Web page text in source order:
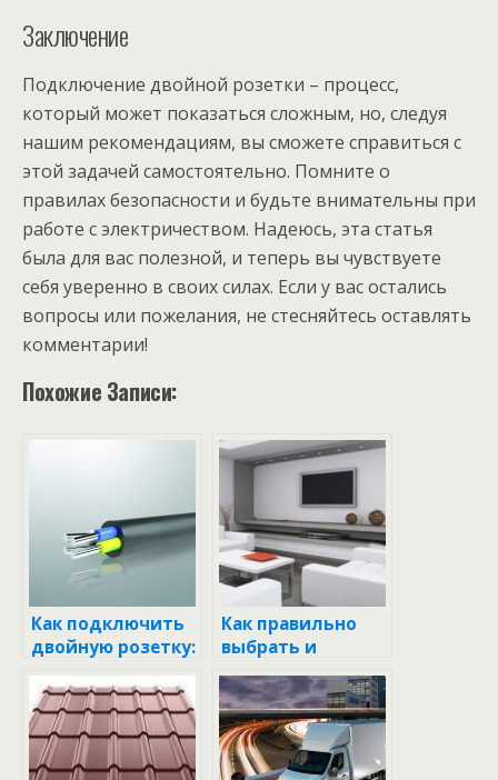
Заключение
Подключение двойной розетки – процесс,
который может показаться сложным, но, следуя
нашим рекомендациям, вы сможете справиться с
этой задачей самостоятельно. Помните о
правилах безопасности и будьте внимательны при
работе с электричеством. Надеюсь, эта статья
была для вас полезной, и теперь вы чувствуете
себя уверенно в своих силах. Если у вас остались
вопросы или пожелания, не стесняйтесь оставлять
комментарии!
Похожие Записи:
Как подключить
двойную розетку:
советы и
хитрости для
начинающих
электриков
Как правильно
выбрать и
установить
розетку для
стиральной
машины: советы
и рекомендации